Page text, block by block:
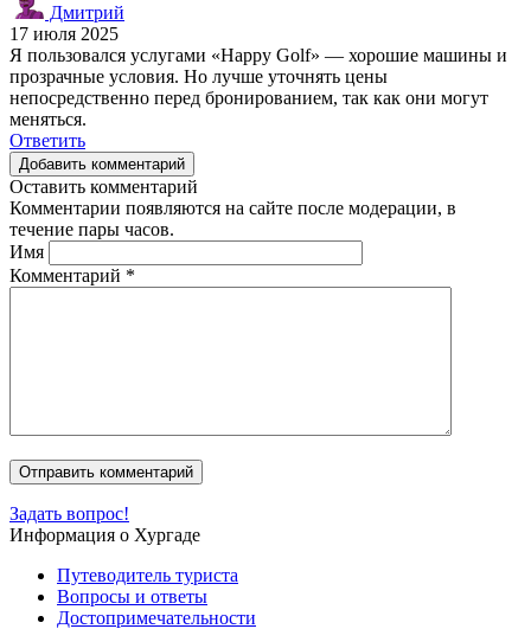
Дмитрий
17 июля 2025
Я пользовался услугами «Happy Golf» — хорошие машины и
прозрачные условия. Но лучше уточнять цены
непосредственно перед бронированием, так как они могут
меняться.
Ответить
Добавить комментарий
Оставить комментарий
Комментарии появляются на сайте после модерации, в
течение пары часов.
Имя
Комментарий *
Задать вопрос!
Информация о Хургаде
Путеводитель туриста
Вопросы и ответы
Достопримечательности